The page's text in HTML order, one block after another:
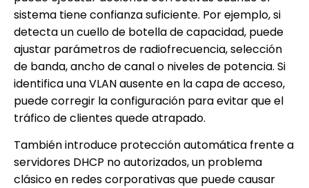
sistema tiene confianza suficiente. Por ejemplo, si
detecta un cuello de botella de capacidad, puede
ajustar parámetros de radiofrecuencia, selección
de banda, ancho de canal o niveles de potencia. Si
identifica una VLAN ausente en la capa de acceso,
puede corregir la configuración para evitar que el
tráfico de clientes quede atrapado.
También introduce protección automática frente a
servidores DHCP no autorizados, un problema
clásico en redes corporativas que puede causar